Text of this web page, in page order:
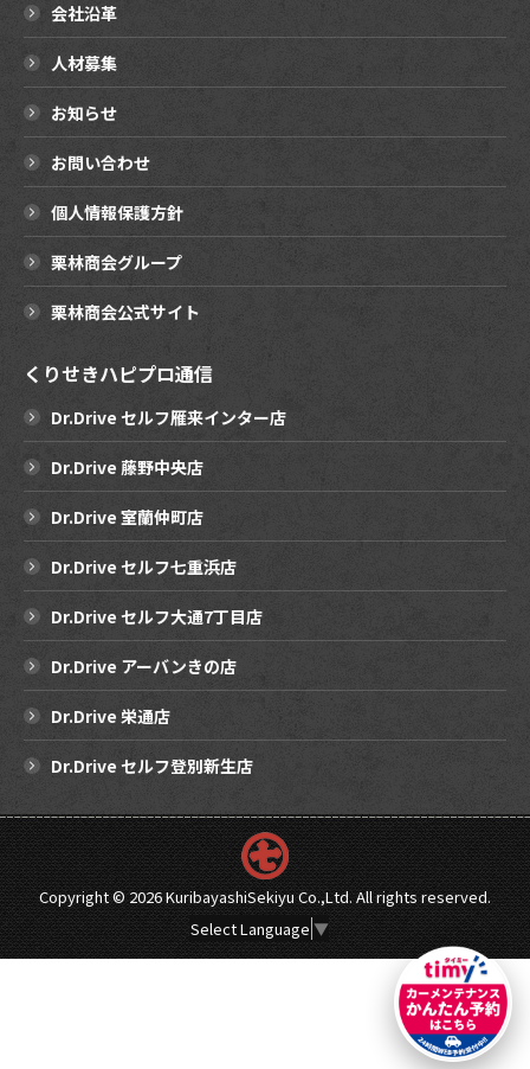
会社沿革
人材募集
お知らせ
お問い合わせ
個人情報保護方針
栗林商会グループ
栗林商会公式サイト
くりせきハピプロ通信
Dr.Drive セルフ雁来インター店
Dr.Drive 藤野中央店
Dr.Drive 室蘭仲町店
Dr.Drive セルフ七重浜店
Dr.Drive セルフ大通7丁目店
Dr.Drive アーバンきの店
Dr.Drive 栄通店
Dr.Drive セルフ登別新生店
Copyright ©2026 KuribayashiSekiyu Co.,Ltd. All rights reserved.
Select Language ▼